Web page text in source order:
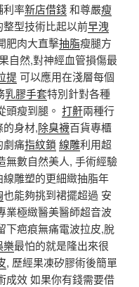
利率新店借錢和尊嚴瘦
型技術比起以前早洩
肥肉大直擊抽脂瘦腿方
自然,對神經血管損傷最
提 可以應用在淺層每個
乳膠手套特別針對各種
頭瘦到腿。 打鼾兩種行
身材,除臭襪百貨專櫃
劇痛指紋鎖 線雕利用超
無數自然美人, 手術經驗
雕塑的更細緻抽脂年
也能夠挑到裙擺超過 安
業極緻醫美醫師超音波
下疤痕無痛電波拉皮,脫
樂最怕的就是隆出來很
, 歷經果凍矽膠術後簡單
成效 如果你有錢需要借